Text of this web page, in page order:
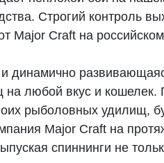
Строгий контроль
Major Craft на
динамично
любой вкус и кошелек.
рыболовных удилищ,
Major Craft на
спиннинги не